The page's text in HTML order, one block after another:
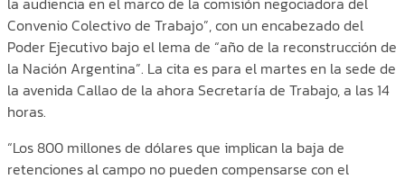
Convenio Colectivo de Trabajo”, con un encabezado del
Poder Ejecutivo bajo el lema de “año de la reconstrucción de
la Nación Argentina”. La cita es para el martes en la sede de
la avenida Callao de la ahora Secretaría de Trabajo, a las 14
horas.
“Los 800 millones de dólares que implican la baja de
retenciones al campo no pueden compensarse con el